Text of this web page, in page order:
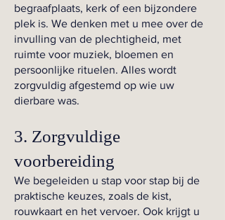
begraafplaats, kerk of een bijzondere
plek is. We denken met u mee over de
invulling van de plechtigheid, met
ruimte voor muziek, bloemen en
persoonlijke rituelen. Alles wordt
zorgvuldig afgestemd op wie uw
dierbare was.
3. Zorgvuldige
voorbereiding
We begeleiden u stap voor stap bij de
praktische keuzes, zoals de kist,
rouwkaart en het vervoer. Ook krijgt u